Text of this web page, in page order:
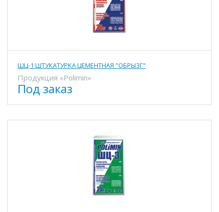
ШЦ-1 ШТУКАТУРКА ЦЕМЕНТНАЯ "ОБРЫЗГ"
Продукция «Polimin»
Под заказ